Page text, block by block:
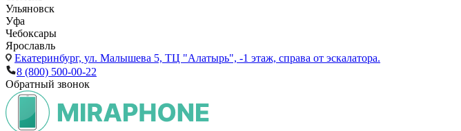
Ульяновск
Уфа
Чебоксары
Ярославль
Екатеринбург, ул. Малышева 5, ТЦ "Алатырь", -1 этаж, справа от эскалатора.
8 (800) 500-00-22
Обратный звонок